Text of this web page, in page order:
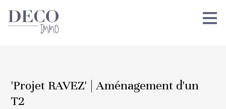
Passer
au
contenu
'Projet RAVEZ' | Aménagement d'un
T2